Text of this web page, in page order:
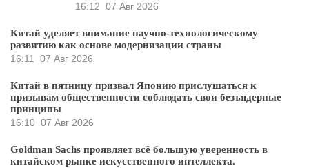
16:12 07 Авг 2026
Китай уделяет внимание научно-технологическому
развитию как основе модернизации страны
16:11 07 Авг 2026
Китай в пятницу призвал Японию прислушаться к
призывам общественности соблюдать свои безъядерные
принципы
16:10 07 Авг 2026
Goldman Sachs проявляет всё большую уверенность в
китайском рынке искусственного интеллекта.